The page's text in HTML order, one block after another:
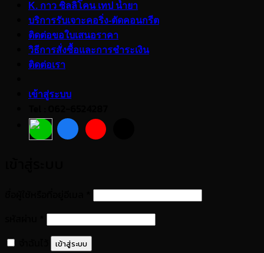
K. กาว ซิลลิโคน เทป น้ำยา
บริการรับเจาะคอริ่ง-ตัดคอนกรีต
ติดต่อขอใบเสนอราคา
วิธีการสั่งซื้อและการชำระเงิน
ติดต่อเรา
เข้าสู่ระบบ
ต้องการ
ต้องการ
เข้าสู่ระบบ